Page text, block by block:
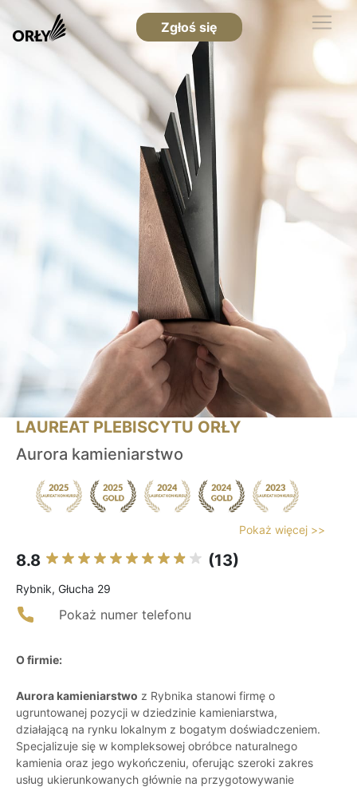
Zgłoś się
LAUREAT PLEBISCYTU ORŁY
Aurora kamieniarstwo
Pokaż więcej >>
8.8 (13)
Rybnik, Głucha 29
Pokaż numer telefonu
O firmie:
Aurora kamieniarstwo z Rybnika stanowi firmę o
ugruntowanej pozycji w dziedzinie kamieniarstwa,
działającą na rynku lokalnym z bogatym doświadczeniem.
Specjalizuje się w kompleksowej obróbce naturalnego
kamienia oraz jego wykończeniu, oferując szeroki zakres
usług ukierunkowanych głównie na przygotowywanie